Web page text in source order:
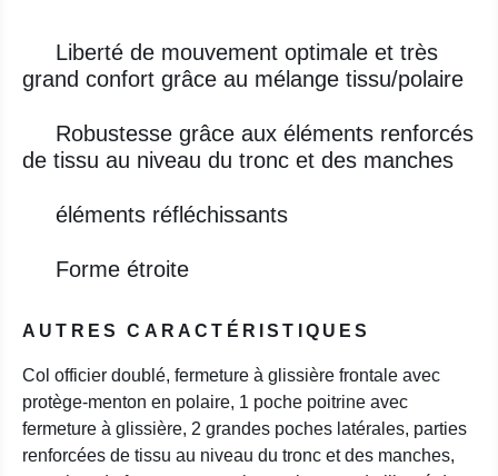
Liberté de mouvement optimale et très
grand confort grâce au mélange tissu/polaire
Robustesse grâce aux éléments renforcés
de tissu au niveau du tronc et des manches
éléments réfléchissants
Forme étroite
AUTRES CARACTÉRISTIQUES
Col officier doublé, fermeture à glissière frontale avec
protège-menton en polaire, 1 poche poitrine avec
fermeture à glissière, 2 grandes poches latérales, parties
renforcées de tissu au niveau du tronc et des manches,